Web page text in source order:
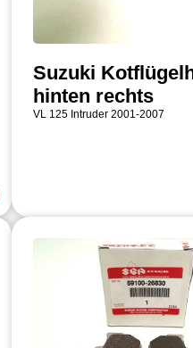
Suzuki
hinten rechts
VL 125 Intruder 2001-2007